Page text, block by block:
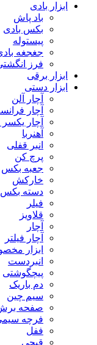
ابزار بادی
باد پاش
بکس بادی
پیستوله
جغجغه
فرز
ابزار برقی
ابزار دستی
آچار آلن
آچار
آچار
آهنربا
انبر قفلی
پرچ کن
جعبه بکس
خارکش
دسته بکس
فیلر
قلاویز
آچار
آچار فیلتر
ابزار
انبردست
پیچگوشتی
دم باریک
سیم چین
صفحه
فرچه
ففل
قیچی